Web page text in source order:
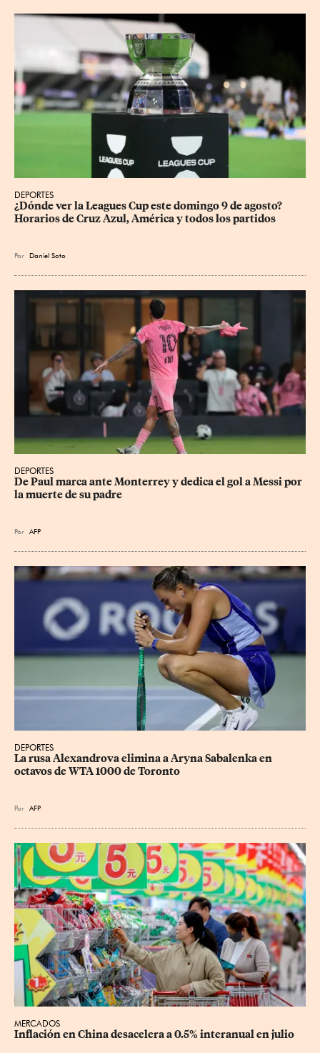
DEPORTES
¿Dónde ver la Leagues Cup este domingo 9 de agosto?
Horarios de Cruz Azul, América y todos los partidos
Por Daniel Soto
DEPORTES
De Paul marca ante Monterrey y dedica el gol a Messi por
la muerte de su padre
Por AFP
DEPORTES
La rusa Alexandrova elimina a Aryna Sabalenka en
octavos de WTA 1000 de Toronto
Por AFP
MERCADOS
Inflación en China desacelera a 0.5% interanual en julio